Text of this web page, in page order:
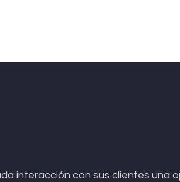
interacción con sus clientes una